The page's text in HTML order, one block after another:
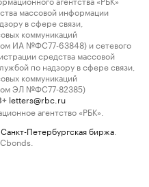
массовой информации
в сфере связи,
коммуникаций
ИА №ФС77-63848) и сетевого
средства массовой
по надзору в сфере связи,
коммуникаций
ЭЛ №ФС77-82385)
letters@rbc.ru
агентство «РБК».
Санкт-Петербургская биржа